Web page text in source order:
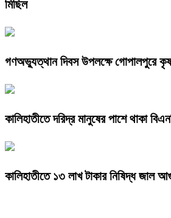
মিছিল
গণঅভ্যুত্থান দিবস উপলক্ষে গোপালপুরে
কালিহাতীতে দরিদ্র মানুষের পাশে থাকা
কালিহাতীতে ১৩ লাখ টাকার নিষিদ্ধ জাল